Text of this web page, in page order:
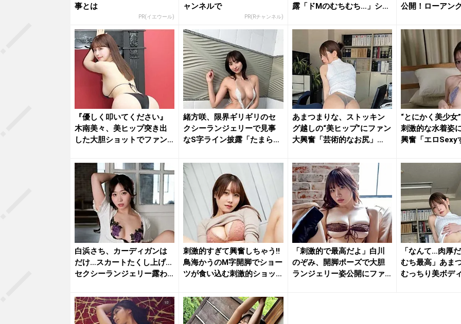
事とは
PR(イエウール)
ャンネルで
PR(Rチャンネル)
露「ドMのむちむち…」ショ
公開！ローアン
『優しく叩いてください』
木南美々、美ヒップ突き出
した大胆ショットでファン
緒方咲、限界ギリギリのセ
クシーランジェリーで見事
なS字ライン披露「たまらな
あまつまりな、ストッキン
グ越しの“美ヒップ”にファン
大興奮「芸術的なお尻」
“とにかく美少女
刺激的な水着姿
興奮「エロSexy
白浜さち、カーディガンは
だけ…スカートたくし上げ…
セクシーランジェリー露わ
刺激的すぎて興奮しちゃう!!
鳥海かうのM字開脚でショー
ツが食い込む刺激的ショッ
「刺激的で最高だよ」白川
のぞみ、開脚ポーズで大胆
ランジェリー姿公開にファ
「なんて…肉厚
むち最高」あま
むっちり美ボデ